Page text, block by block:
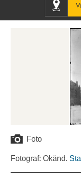
Foto
Fotograf: Okänd.